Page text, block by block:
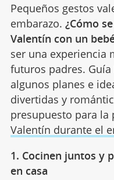
Pequeños gestos
embarazo. ¿Cómo
Valentín con un
ser una experiencia
futuros padres.
algunos planes e
divertidas y
presupuesto para la
Valentín durante el
1. Cocinen juntos y
en casa